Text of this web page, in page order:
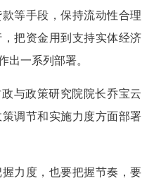
等手段，保持流动性合理
把资金用到支持实体经济
一系列部署。
与政策研究院院长乔宝云
调节和实施力度方面部署
握力度，也要把握节奏，要